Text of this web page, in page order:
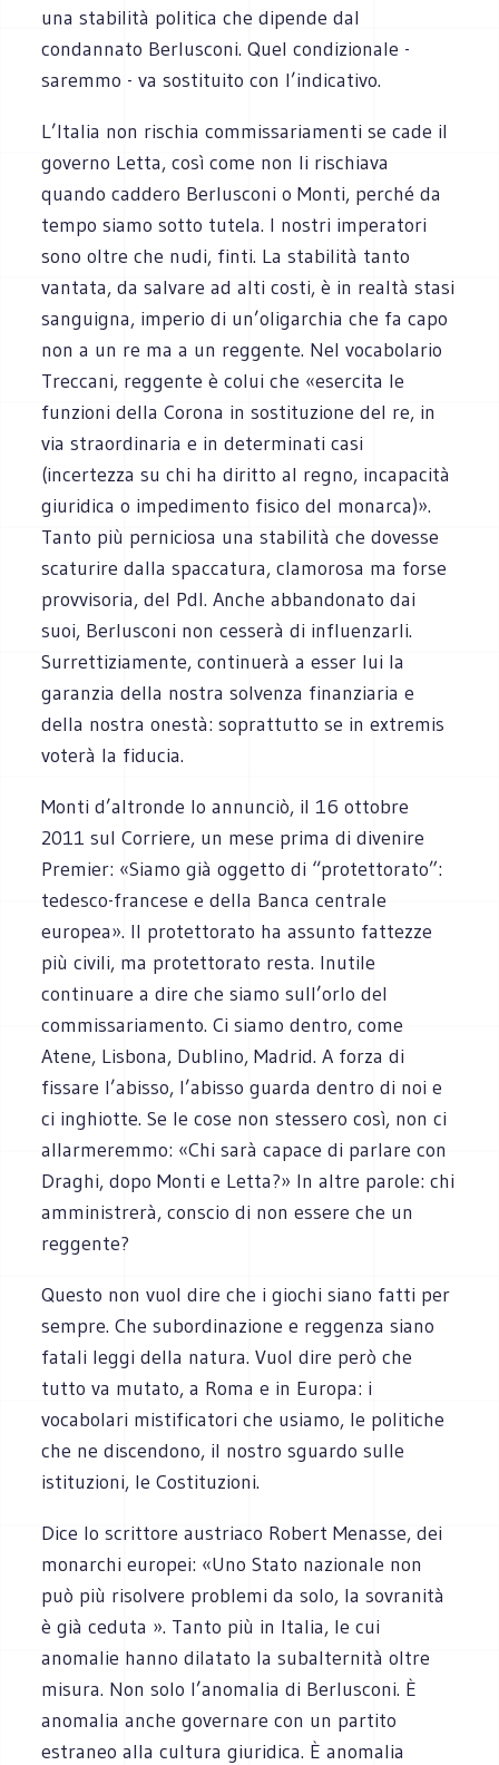
una stabilità politica che dipende dal
condannato Berlusconi. Quel condizionale -
saremmo - va sostituito con l’indicativo.
L’Italia non rischia commissariamenti se cade il
governo Letta, così come non li rischiava
quando caddero Berlusconi o Monti, perché da
tempo siamo sotto tutela. I nostri imperatori
sono oltre che nudi, finti. La stabilità tanto
vantata, da salvare ad alti costi, è in realtà stasi
sanguigna, imperio di un’oligarchia che fa capo
non a un re ma a un reggente. Nel vocabolario
Treccani, reggente è colui che «esercita le
funzioni della Corona in sostituzione del re, in
via straordinaria e in determinati casi
(incertezza su chi ha diritto al regno, incapacità
giuridica o impedimento fisico del monarca)».
Tanto più perniciosa una stabilità che dovesse
scaturire dalla spaccatura, clamorosa ma forse
provvisoria, del Pdl. Anche abbandonato dai
suoi, Berlusconi non cesserà di influenzarli.
Surrettiziamente, continuerà a esser lui la
garanzia della nostra solvenza finanziaria e
della nostra onestà: soprattutto se in extremis
voterà la fiducia.
Monti d’altronde lo annunciò, il 16 ottobre
2011 sul Corriere, un mese prima di divenire
Premier: «Siamo già oggetto di “protettorato”:
tedesco-francese e della Banca centrale
europea». Il protettorato ha assunto fattezze
più civili, ma protettorato resta. Inutile
continuare a dire che siamo sull’orlo del
commissariamento. Ci siamo dentro, come
Atene, Lisbona, Dublino, Madrid. A forza di
fissare l’abisso, l’abisso guarda dentro di noi e
ci inghiotte. Se le cose non stessero così, non ci
allarmeremmo: «Chi sarà capace di parlare con
Draghi, dopo Monti e Letta?» In altre parole: chi
amministrerà, conscio di non essere che un
reggente?
Questo non vuol dire che i giochi siano fatti per
sempre. Che subordinazione e reggenza siano
fatali leggi della natura. Vuol dire però che
tutto va mutato, a Roma e in Europa: i
vocabolari mistificatori che usiamo, le politiche
che ne discendono, il nostro sguardo sulle
istituzioni, le Costituzioni.
Dice lo scrittore austriaco Robert Menasse, dei
monarchi europei: «Uno Stato nazionale non
può più risolvere problemi da solo, la sovranità
è già ceduta ». Tanto più in Italia, le cui
anomalie hanno dilatato la subalternità oltre
misura. Non solo l’anomalia di Berlusconi. È
anomalia anche governare con un partito
estraneo alla cultura giuridica. È anomalia